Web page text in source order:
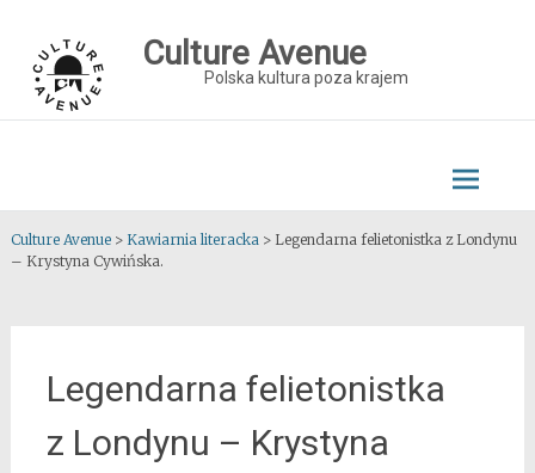
content
Culture Avenue
Polska kultura poza krajem
Culture Avenue> Kawiarnia literacka> Legendarna felietonistka z Londynu
– Krystyna Cywińska.
Legendarna felietonistka
z Londynu – Krystyna